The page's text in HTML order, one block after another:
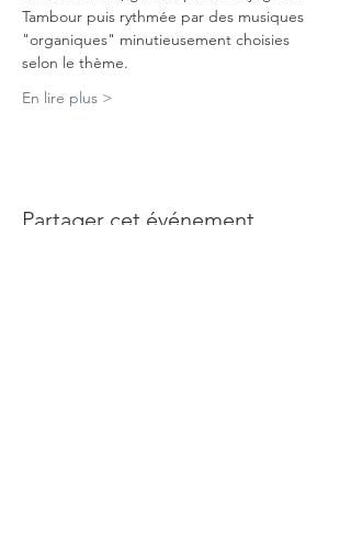
Tambour puis rythmée par des musiques
"organiques" minutieusement choisies
selon le thème.
En lire plus >
Partager cet événement